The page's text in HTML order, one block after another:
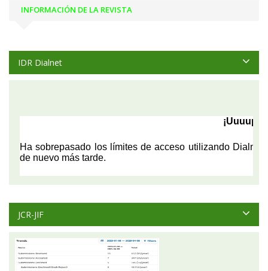
INFORMACIÓN DE LA REVISTA
IDR Dialnet
JCR-JIF